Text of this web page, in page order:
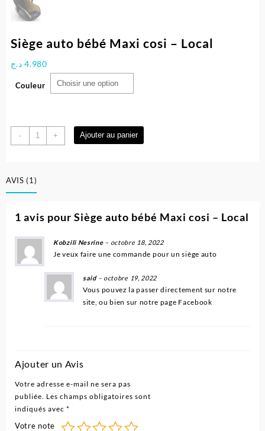
Siège auto bébé Maxi cosi – Local
4.980 د.ج
Couleur
-
quantité
de
bébé
Maxi
-
+ Ajouter au panier
AVIS (1)
1 avis pour Siège auto bébé Maxi cosi – Local
Kobzili Nesrine – octobre 18, 2022
Je veux faire une commande pour un siège auto
said – octobre 19, 2022
Vous pouvez la passer directement sur notre
site, ou bien sur notre page Facebook
Ajouter un Avis
Votre adresse e-mail ne sera pas
publiée. Les champs obligatoires sont
indiqués avec *
Votre note